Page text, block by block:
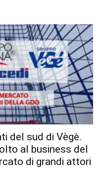
del sud di Vègè.
al business del
di grandi attori